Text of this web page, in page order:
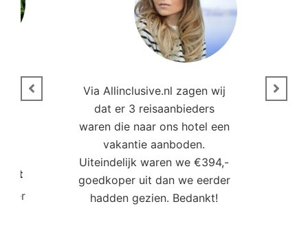
Via Allinclusive.nl zagen wij
dat er 3 reisaanbieders
waren die naar ons hotel een
vakantie aanboden.
Uiteindelijk waren we €394,-
goedkoper uit dan we eerder
hadden gezien. Bedankt!